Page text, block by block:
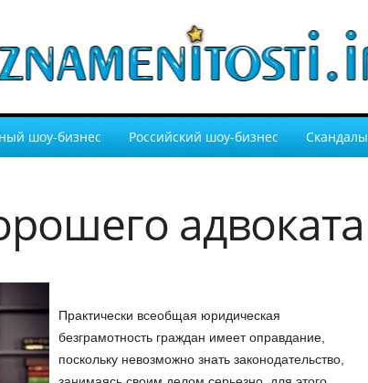
шоу-бизнес Российский шоу-бизнес Скандалы
адвоката
Практически всеобщая юридическая
безграмотность граждан имеет оправдание,
поскольку невозможно знать законодательство,